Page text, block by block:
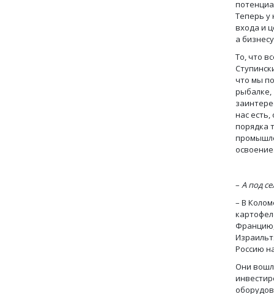
Теперь у
входа и
а
То, что
что мы
рыбалке,
нас
порядка
– А под
– В
Россию
Они